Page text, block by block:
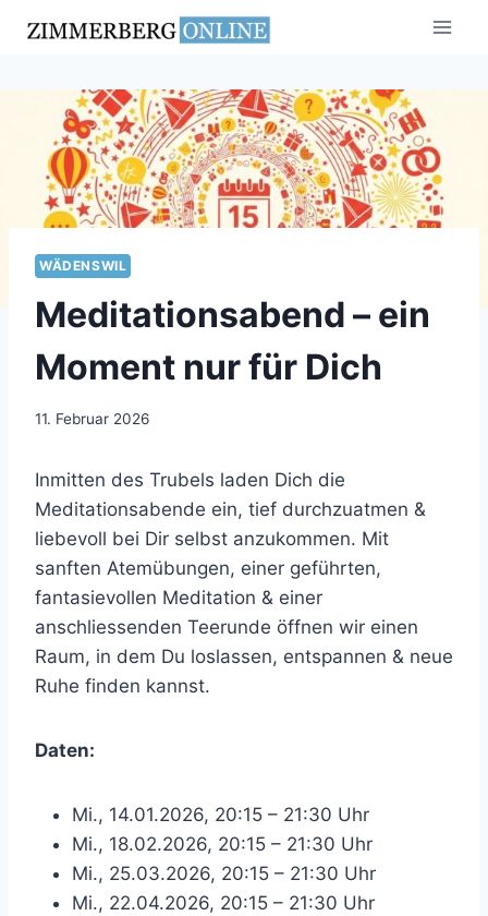
Inhalt
WÄDENSWIL
Meditationsabend – ein
Moment nur für Dich
11. Februar 2026
Inmitten des Trubels laden Dich die
Meditationsabende ein, tief durchzuatmen &
liebevoll bei Dir selbst anzukommen. Mit
sanften Atemübungen, einer geführten,
fantasievollen Meditation & einer
anschliessenden Teerunde öffnen wir einen
Raum, in dem Du loslassen, entspannen & neue
Ruhe finden kannst.
Daten:
Mi., 14.01.2026, 20:15 – 21:30 Uhr
Mi., 18.02.2026, 20:15 – 21:30 Uhr
Mi., 25.03.2026, 20:15 – 21:30 Uhr
Mi., 22.04.2026, 20:15 – 21:30 Uhr